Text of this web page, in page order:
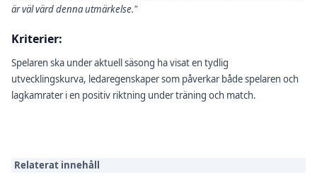
är väl värd denna utmärkelse."
Kriterier:
Spelaren ska under aktuell säsong ha visat en tydlig
utvecklingskurva, ledaregenskaper som påverkar både spelaren och
lagkamrater i en positiv riktning under träning och match.
Relaterat innehåll